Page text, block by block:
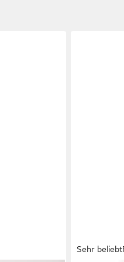
Sehr beliebt